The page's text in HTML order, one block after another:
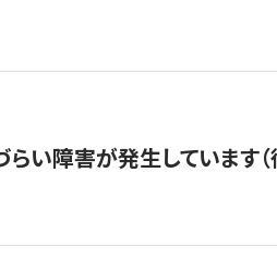
らい障害が発生しています（